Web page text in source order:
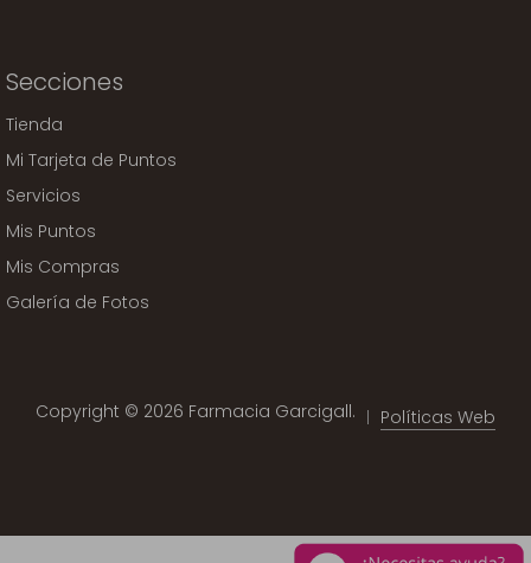
Secciones
Tienda
Mi Tarjeta de Puntos
Servicios
Mis Puntos
Mis Compras
Galería de Fotos
Copyright © 2026 Farmacia Garcigall. Políticas Web